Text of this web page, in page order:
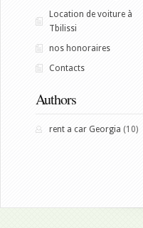
Location de voiture à
Tbilissi
nos honoraires
Contacts
Authors
rent a car Georgia (10)